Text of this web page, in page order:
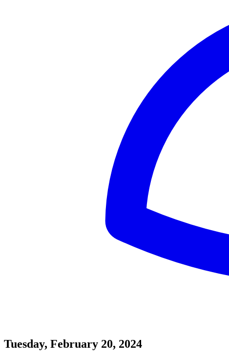
Tuesday, February 20, 2024